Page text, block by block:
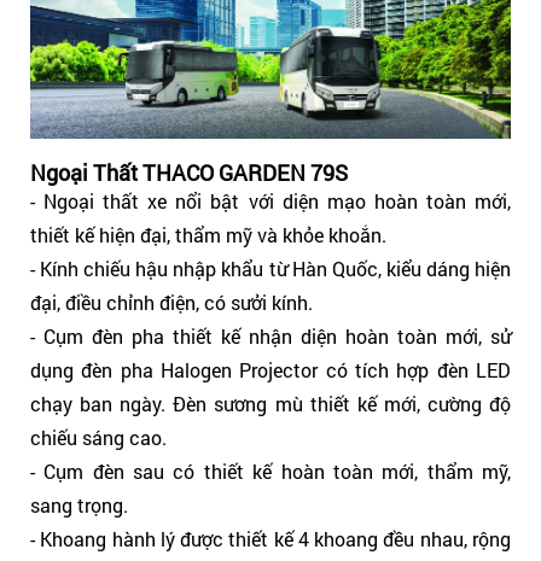
Ngoại Thất THACO GARDEN 79S
- Ngoại thất xe nổi bật với diện mạo hoàn toàn mới,
thiết kế hiện đại, thẩm mỹ và khỏe khoắn.
- Kính chiếu hậu nhập khẩu từ Hàn Quốc, kiểu dáng hiện
đại, điều chỉnh điện, có sưởi kính.
- Cụm đèn pha thiết kế nhận diện hoàn toàn mới, sử
dụng đèn pha Halogen Projector có tích hợp đèn LED
chạy ban ngày. Đèn sương mù thiết kế mới, cường độ
chiếu sáng cao.
- Cụm đèn sau có thiết kế hoàn toàn mới, thẩm mỹ,
sang trọng.
- Khoang hành lý được thiết kế 4 khoang đều nhau, rộng